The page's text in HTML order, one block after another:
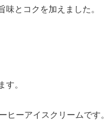
とコクを加えました。
。
ーアイスクリームです。